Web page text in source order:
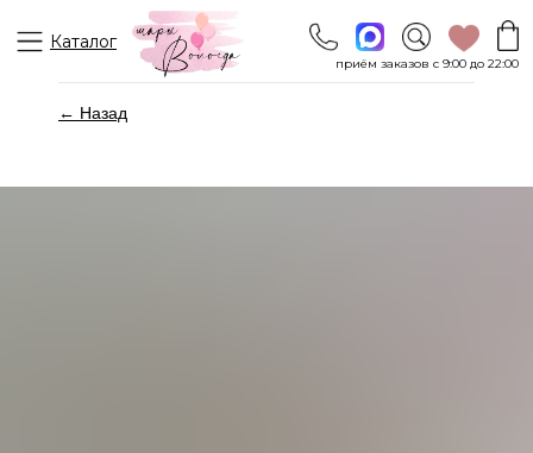
Каталог
приём заказов с 9:00 до 22:00
← Назад